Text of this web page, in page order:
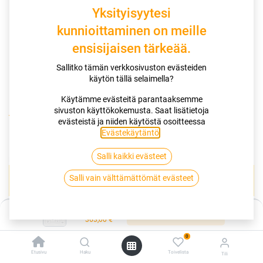
363,00€
Etusivu Haku
0
Toivelista Tili
Kauppa 130/90-16 73H DUNLOP D401
130/90-16 73H DUNLOP D401
Tuotekoodi:261665
Tällä tuotteella ei ole kelvollista yhdistelmää.
Yksityisyytesi
kunnioittaminen on meille
ensisijaisen tärkeää.
Sallitko tämän verkkosivuston evästeiden
käytön tällä selaimella?
Käytämme evästeitä parantaaksemme
sivuston käyttökokemusta. Saat lisätietoja
evästeistä ja niiden käytöstä osoitteessa
Evästekäytäntö
Salli kaikki evästeet
Salli vain välttämättömät evästeet